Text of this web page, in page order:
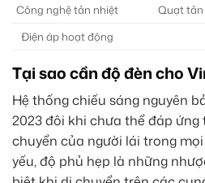
Công nghệ tản nhiệt
Quạt tản
Điện áp hoạt động
Tại sao cần độ đèn cho
Hệ thống chiếu sáng nguyên
2023 đôi khi chưa thể đáp
chuyển của người lái trong
yếu, độ phủ hẹp là những